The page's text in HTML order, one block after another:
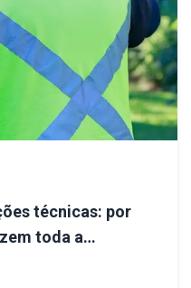
técnicas: por
toda a
e de